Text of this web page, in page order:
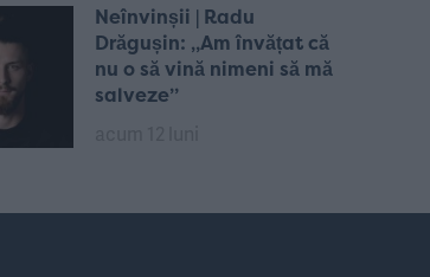
Neînvinșii | Radu
Drăgușin: „Am învățat că
nu o să vină nimeni să mă
salveze”